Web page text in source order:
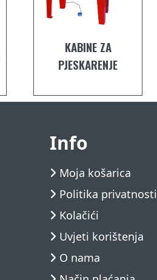
KABINE ZA
PJESKARENJE
Info
Moja košarica
Politika privatnosti
Kolačići
Uvjeti korištenja
O nama